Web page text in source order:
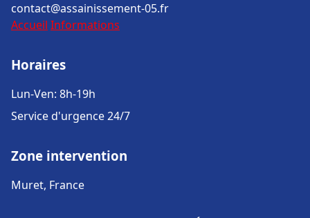
contact@assainissement-05.fr
Accueil Informations
Horaires
Lun-Ven: 8h-19h
Service d'urgence 24/7
Zone intervention
Muret, France